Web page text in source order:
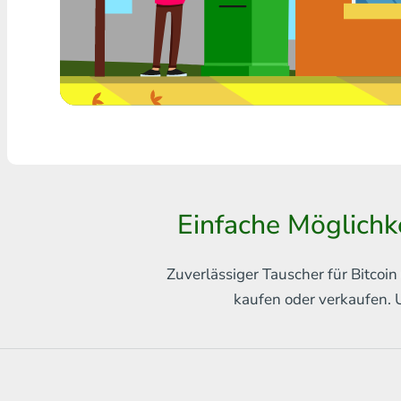
Jede Bank THB
Visa/MasterCard MDL
Visa/MasterCard AMD
Einfache
Zuverlässiger Tauscher für
kaufen oder verkaufen.